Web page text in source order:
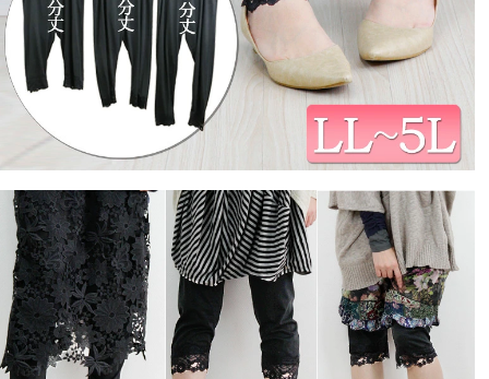
てる
5
購入者
非公開
投稿日
2018/08/23
伸縮性のないスパッツでゆったりと履けます。
パンツのサイズよりもゆったり目に作ってあるのかな？
と言う感じです。(私の感じ方かもしれませんが)
若干イメージと違ったのと、サイズがゆったり過ぎたの
で今回は星3つで。
でも、くるぶしまでレースがしっかりときて、可愛いで
す。
まろちゃんママ
1